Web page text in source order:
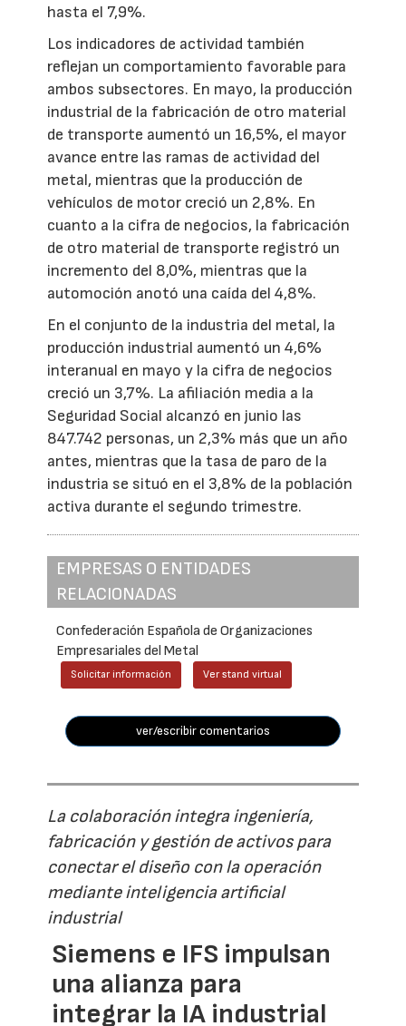
hasta el 7,9%.
Los indicadores de actividad también
reflejan un comportamiento favorable para
ambos subsectores. En mayo, la producción
industrial de la fabricación de otro material
de transporte aumentó un 16,5%, el mayor
avance entre las ramas de actividad del
metal, mientras que la producción de
vehículos de motor creció un 2,8%. En
cuanto a la cifra de negocios, la fabricación
de otro material de transporte registró un
incremento del 8,0%, mientras que la
automoción anotó una caída del 4,8%.
En el conjunto de la industria del metal, la
producción industrial aumentó un 4,6%
interanual en mayo y la cifra de negocios
creció un 3,7%. La afiliación media a la
Seguridad Social alcanzó en junio las
847.742 personas, un 2,3% más que un año
antes, mientras que la tasa de paro de la
industria se situó en el 3,8% de la población
activa durante el segundo trimestre.
EMPRESAS O ENTIDADES
RELACIONADAS
Confederación Española de Organizaciones
Empresariales del Metal
Solicitar información Ver stand virtual
ver/escribir comentarios
La colaboración integra ingeniería,
fabricación y gestión de activos para
conectar el diseño con la operación
mediante inteligencia artificial
industrial
Siemens e IFS impulsan
una alianza para
integrar la IA industrial